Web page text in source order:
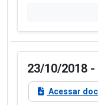
23/10/2018 -
Acessar